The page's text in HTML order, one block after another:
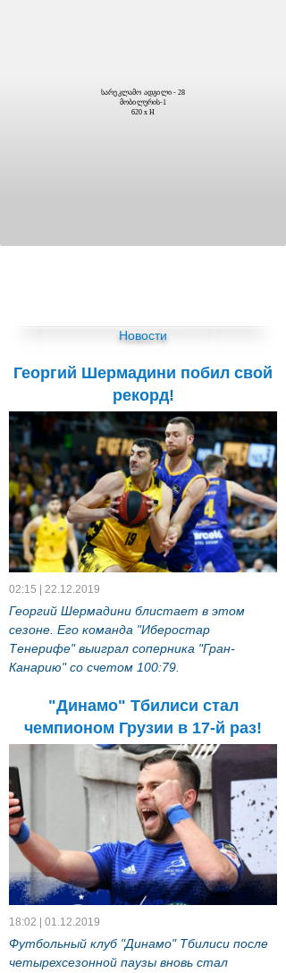
სარეკლამო ადგილი - 28
მობილურის-1
620 x H
Новости
Георгий Шермадини побил свой
рекорд!
02:15 | 22.12.2019
Георгий Шермадини блистает в этом
сезоне. Его команда "Иберостар
Тенерифе" выиграл соперника "Гран-
Канарию" со счетом 100:79.
"Динамо" Тбилиси стал
чемпионом Грузии в 17-й раз!
18:02 | 01.12.2019
Футбольный клуб "Динамо" Тбилиси после
четырехсезонной паузы вновь стал